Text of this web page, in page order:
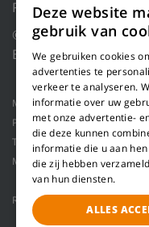
Réinitialiser les
© 2018 WILLEMS
Blue Dragon Digital
Machines Applications
Projets
Service
Transport en vrac
Manutention robotisée
Ligne de raffinage pour
Refiner
Deze website
gebruik van
We gebruiken cookies
advertenties te
verkeer te analyseren.
informatie over uw
met onze advertentie-
die deze kunnen
informatie die u aan
die zij hebben
van hun diensten.
ALLES